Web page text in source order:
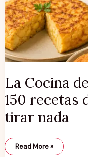
La Cocina
150 recetas
tirar nada
Read More »